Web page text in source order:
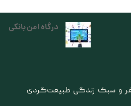
سفر و سبک زندگی طبیعت‌گردی
درگاه امن بانکی